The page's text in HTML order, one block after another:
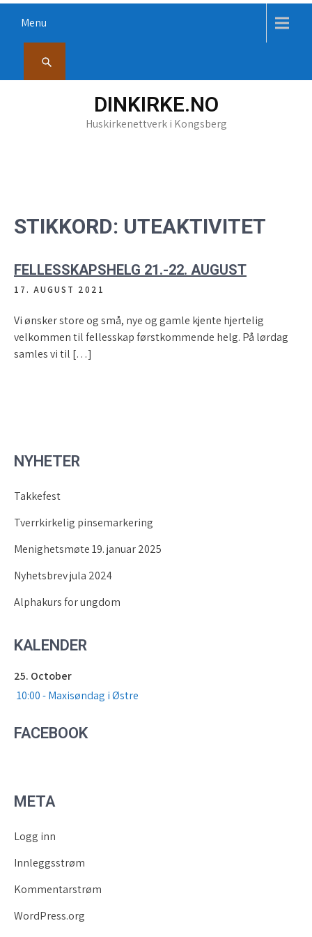
content
Menu
DINKIRKE.NO
Huskirkenettverk i Kongsberg
STIKKORD: UTEAKTIVITET
FELLESSKAPSHELG 21.-22. AUGUST
17. AUGUST 2021
Vi ønsker store og små, nye og gamle kjente hjertelig
velkommen til fellesskap førstkommende helg. På lørdag
samles vi til […]
NYHETER
Takkefest
Tverrkirkelig pinsemarkering
Menighetsmøte 19. januar 2025
Nyhetsbrev jula 2024
Alphakurs for ungdom
KALENDER
25. October
10:00 - Maxisøndag i Østre
FACEBOOK
META
Logg inn
Innleggsstrøm
Kommentarstrøm
WordPress.org